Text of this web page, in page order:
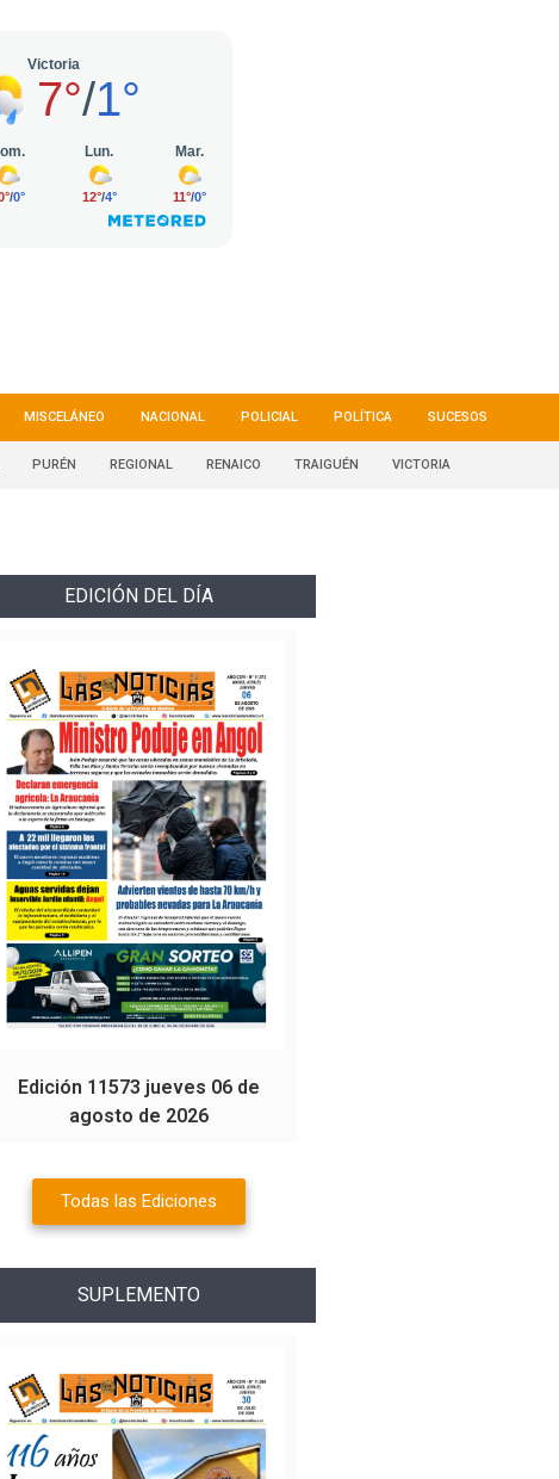
MISCELÁNEO NACIONAL POLICIAL POLÍTICA SUCESOS
PURÉN REGIONAL RENAICO TRAIGUÉN VICTORIA
EDICIÓN DEL DÍA
Edición 11573 jueves 06 de
agosto de 2026
Todas las Ediciones
SUPLEMENTO